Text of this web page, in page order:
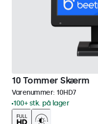
10 Tommer Skærm
Varenummer: 10HD7
100+ stk. på lager